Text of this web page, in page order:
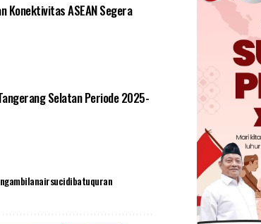
Konektivitas ASEAN Segera
Selatan Periode 2025-